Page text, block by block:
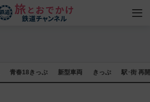
青春18きっぷ 新型車両 きっぷ 駅･街 再